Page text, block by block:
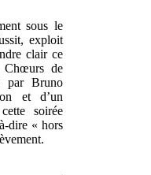
sous le
exploit
clair ce
Chœurs de
par Bruno
et d’un
soirée
dire « hors